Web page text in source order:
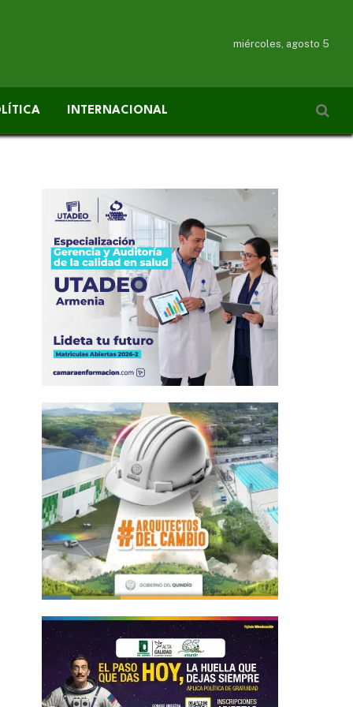
miércoles, agosto 5
INTERNACIONAL